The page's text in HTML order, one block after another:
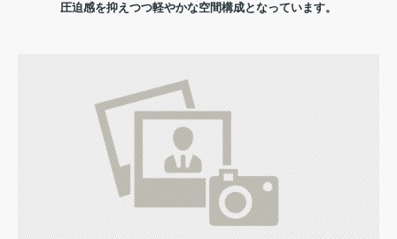
圧迫感を抑えつつ軽やかな空間構成となっています。